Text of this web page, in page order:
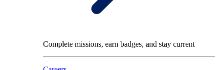
Complete missions, earn badges, and stay current